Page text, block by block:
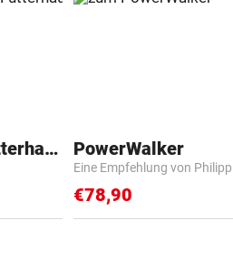
Esschert Design Futterhaus PowerWalker
Eine Empfehlung von
€78,90